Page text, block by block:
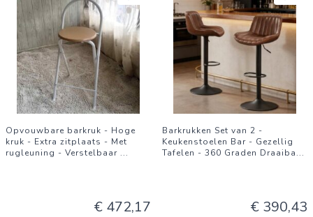
Opvouwbare barkruk - Hoge
kruk - Extra zitplaats - Met
rugleuning - Verstelbaar ...
€ 472,17
Barkrukken Set van 2 -
Keukenstoelen Bar - Gezellig
Tafelen - 360 Graden Draaiba...
€ 390,43